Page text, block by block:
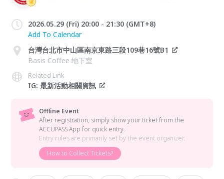
2026.05.29 (Fri) 20:00 - 21:30 (GMT+8)
Add To Calendar
台灣台北市中山區南京東路三段109巷16號B1
Basis Coffee 地下室
Related Link
IG: 最新活動相關資訊
Offline Event
After registration, simply show your ticket from the
ACCUPASS App for quick entry.
Entry rules are primarily set by the event organizer.
How to Collect Tickets?